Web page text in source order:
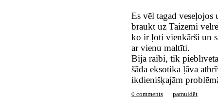
Es vēl tagad veseļojos
braukt uz Taizemi
ko ir ļoti vienkārši un
ar vienu maltīti.
Bija raibi, tik
šāda eksotika ļāva
ikdienišķajām
0 comments pamuldēt